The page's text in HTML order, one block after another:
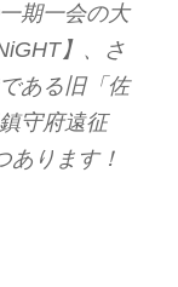
期一会の大
】、さ
ある旧「佐
守府遠征
あります！